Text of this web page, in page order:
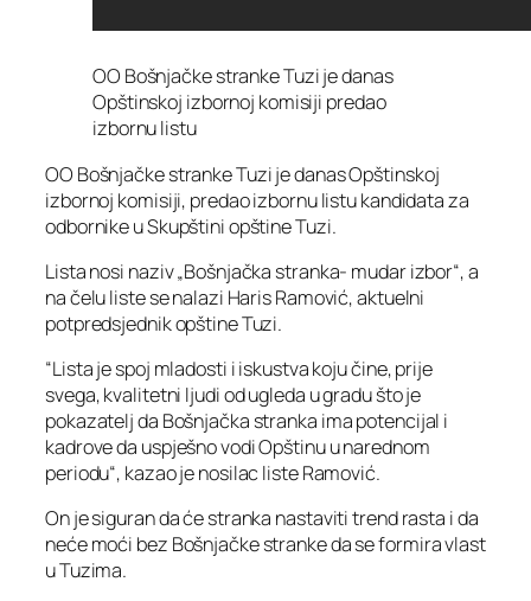
OO Bošnjačke stranke Tuzi je danas
Opštinskoj izbornoj komisiji predao
izbornu listu
OO Bošnjačke stranke Tuzi je danas Opštinskoj
izbornoj komisiji, predao izbornu listu kandidata za
odbornike u Skupštini opštine Tuzi.
Lista nosi naziv „Bošnjačka stranka- mudar izbor“, a
na čelu liste se nalazi Haris Ramović, aktuelni
potpredsjednik opštine Tuzi.
“Lista je spoj mladosti i iskustva koju čine, prije
svega, kvalitetni ljudi od ugleda u gradu što je
pokazatelj da Bošnjačka stranka ima potencijal i
kadrove da uspješno vodi Opštinu u narednom
periodu“, kazao je nosilac liste Ramović.
On je siguran da će stranka nastaviti trend rasta i da
neće moći bez Bošnjačke stranke da se formira vlast
u Tuzima.